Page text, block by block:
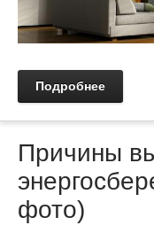
Подробнее
Причины
фото)